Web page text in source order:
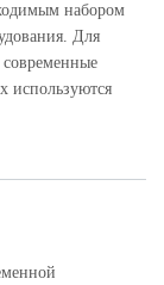
набором
Для
используются